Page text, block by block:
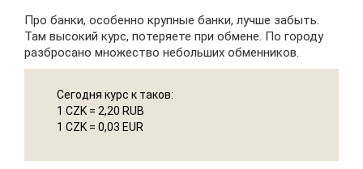
Про банки, особенно крупные банки, лучше забыть.
Там высокий курс, потеряете при обмене. По городу
разбросано множество небольших обменников.
Сегодня курс к таков:
1 CZK = 2,20 RUB
1 CZK = 0,03 EUR